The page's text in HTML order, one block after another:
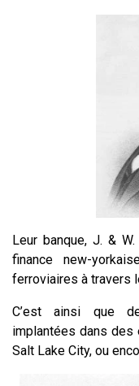
Leur banque, J. &
finance new-
ferroviaires à travers
C’est ainsi que
implantées dans des
Salt Lake City, ou